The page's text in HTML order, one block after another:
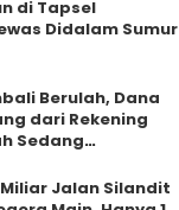
di Tapsel
Didalam Sumur
Berulah, Dana
dari Rekening
Sedang
Miliar Jalan Silandit